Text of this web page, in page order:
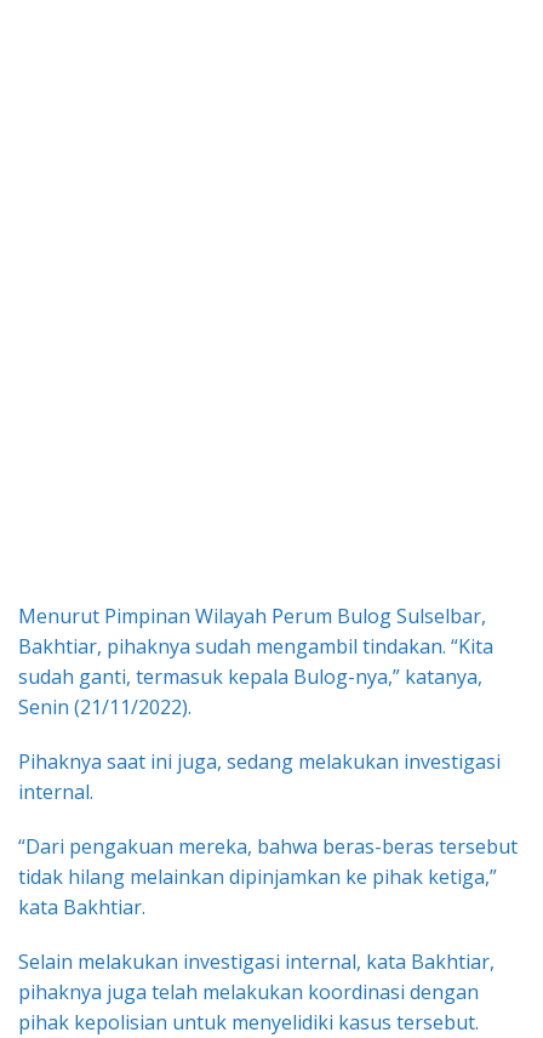
Menurut Pimpinan Wilayah Perum Bulog Sulselbar,
Bakhtiar, pihaknya sudah mengambil tindakan. “Kita
sudah ganti, termasuk kepala Bulog-nya,” katanya,
Senin (21/11/2022).
Pihaknya saat ini juga, sedang melakukan investigasi
internal.
“Dari pengakuan mereka, bahwa beras-beras tersebut
tidak hilang melainkan dipinjamkan ke pihak ketiga,”
kata Bakhtiar.
Selain melakukan investigasi internal, kata Bakhtiar,
pihaknya juga telah melakukan koordinasi dengan
pihak kepolisian untuk menyelidiki kasus tersebut.